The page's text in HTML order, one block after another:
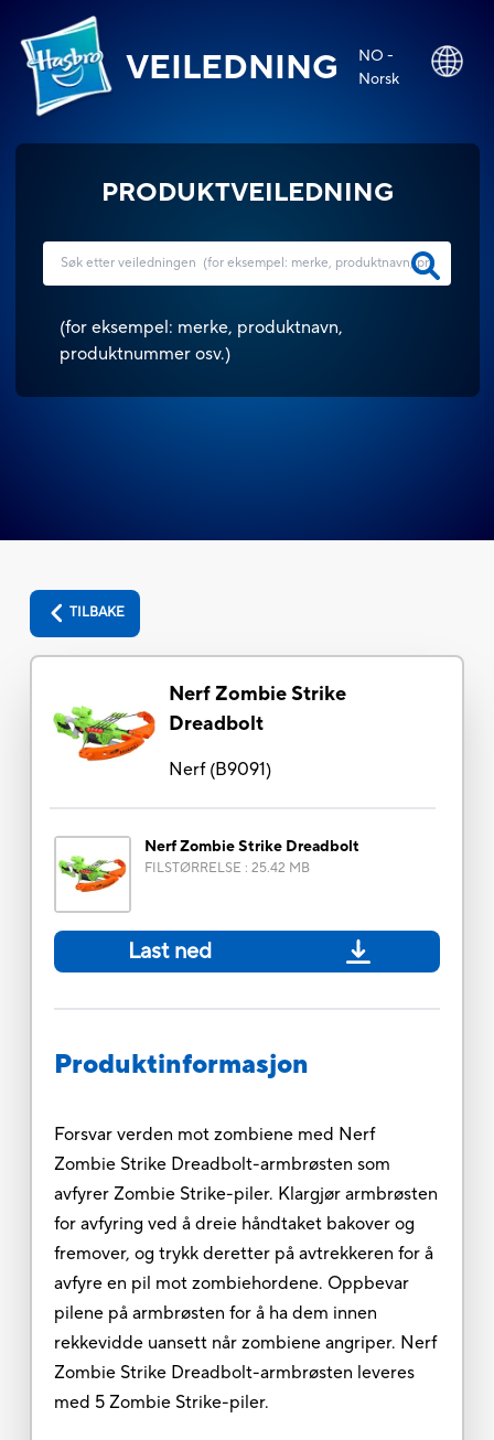
VEILEDNING
NO -
Norsk
PRODUKTVEILEDNING
(for eksempel: merke, produktnavn,
produktnummer osv.)
TILBAKE
Nerf Zombie Strike
Dreadbolt
Nerf(B9091)
Nerf Zombie Strike Dreadbolt
FILSTØRRELSE : 25.42 MB
Last ned
Produktinformasjon
Forsvar verden mot zombiene med Nerf
Zombie Strike Dreadbolt-armbrøsten som
avfyrer Zombie Strike-piler. Klargjør armbrøsten
for avfyring ved å dreie håndtaket bakover og
fremover, og trykk deretter på avtrekkeren for å
avfyre en pil mot zombiehordene. Oppbevar
pilene på armbrøsten for å ha dem innen
rekkevidde uansett når zombiene angriper. Nerf
Zombie Strike Dreadbolt-armbrøsten leveres
med 5 Zombie Strike-piler.